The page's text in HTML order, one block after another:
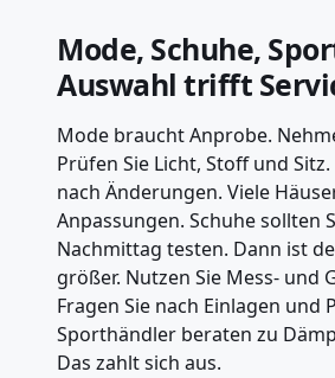
Mode, Schuhe,
Auswahl trifft
Mode braucht Anprobe.
Prüfen Sie Licht, Stoff und Sitz.
nach Änderungen. Viele
Anpassungen. Schuhe sollten
Nachmittag testen. Dann ist
größer. Nutzen Sie Mess- und
Fragen Sie nach Einlagen und
Sporthändler beraten zu
Das zahlt sich aus.